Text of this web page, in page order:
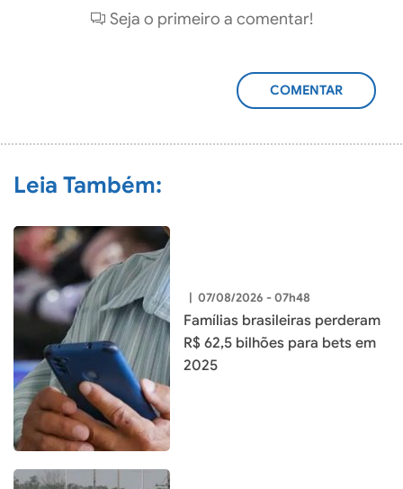
Seja o primeiro a comentar!
ADICIONAR
Leia Também:
| 07/08/2026 - 07h48
Famílias brasileiras perderam
R$ 62,5 bilhões para bets em
2025